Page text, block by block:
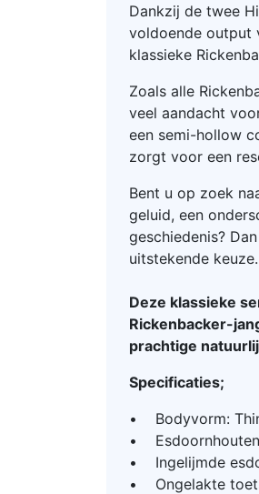
Dankzij de twee
voldoende output
klassieke
Zoals alle
veel aandacht
een semi-hollow
zorgt voor een
Bent u op zoek
geluid, een
geschiedenis?
uitstekende keuze.
Deze klassieke
Rickenbacker-
prachtige
Specificaties;
• Bodyvorm:
•
• Ingelijmde
• Ongelakte